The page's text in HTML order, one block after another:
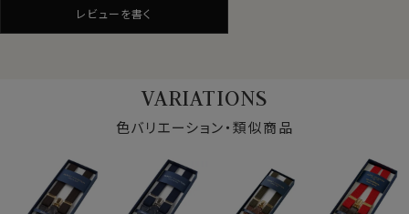
感を軽減。
また腹部を締め付けないため、ゆとりを持って身に付け
だけます。
ビジネス・フォーマル・カジュアルと幅広くつかえます。
レビューを書く
VARIATIONS
色バリエーション・類似商品